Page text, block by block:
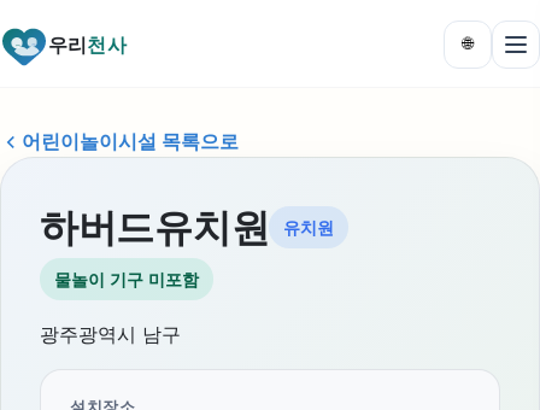
우리천사 🌐
어린이놀이시설 목록으로
하버드유치원 유치원
물놀이 기구 미포함
광주광역시 남구